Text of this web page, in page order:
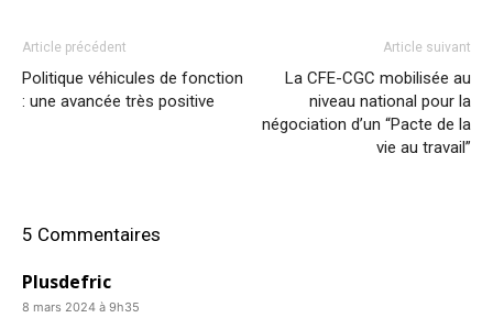
Article précédent
Politique véhicules de fonction
: une avancée très positive
Article suivant
La CFE-CGC mobilisée au
niveau national pour la
négociation d’un “Pacte de la
vie au travail”
5 Commentaires
Plusdefric
8 mars 2024 à 9h35